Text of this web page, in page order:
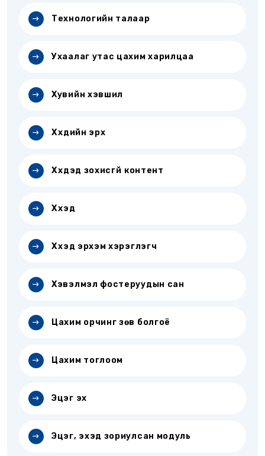
Технологийн талаар
Ухаалаг утас цахим харилцаа
Хувийн хэвшил
Хүүхдийн эрх
Хүүхдэд зохисгүй контент
Хүүхэд
Хүүхэд эрхэм хэрэглэгч
Хэвэлмэл фостеруудын сан
Цахим орчинг зөв болгоё
Цахим тоглоом
Эцэг эх
Эцэг, эхэд зориулсан модуль